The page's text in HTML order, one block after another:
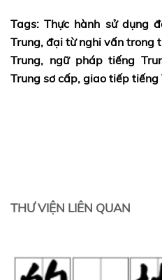
Tags:Thực hành sử dụng
Trung, đại từ nghi vấn trong
Trung, ngữ pháp tiếng
Trung sơ cấp, giao tiếp
THƯ VIỆN LIÊN QUAN